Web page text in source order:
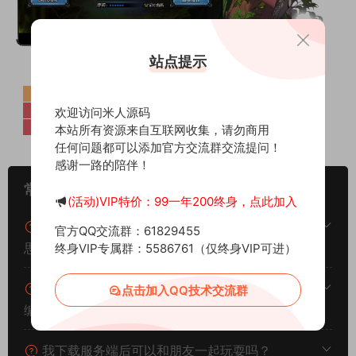
常见问题
架设系统、游戏平台、架设难度分别代表什么意
思？
站点提示
欢迎访问米人源码
本站所有资源来自互联网收集，请勿商用
任何问题都可以添加官方交流群交流提问！
感谢一路的陪伴！
(活动)VIP特价：99一年200终身，点此加入
官方QQ交流群：61829455
终身VIP专属群：5586761（仅终身VIP可进）
点击加入QQ技术交流群